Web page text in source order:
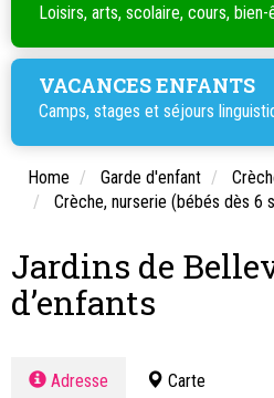
Loisirs, arts, scolaire, cours, bien-
VACANCES ENFANTS
Camps, stages et séjours
Home Garde d'enfant
Crèche, nurserie (bébés dès 6
Jardins de
d’enfants
Adresse Carte